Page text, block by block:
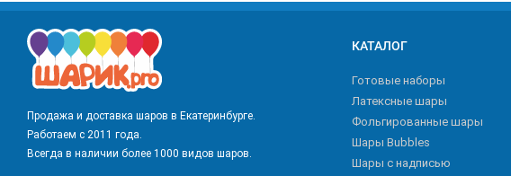
Продажа и доставка шаров в Екатеринбурге.
Работаем с 2011 года.
Всегда в наличии более 1000 видов шаров.
КАТАЛОГ
Готовые наборы
Латексные шары
Фольгированные шары
Шары Bubbles
Шары с надписью